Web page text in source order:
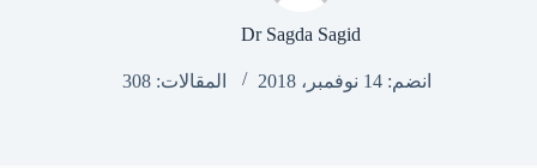
Dr Sagda Sagid
انضم: 14 نوفمبر، 2018 المقالات: 308